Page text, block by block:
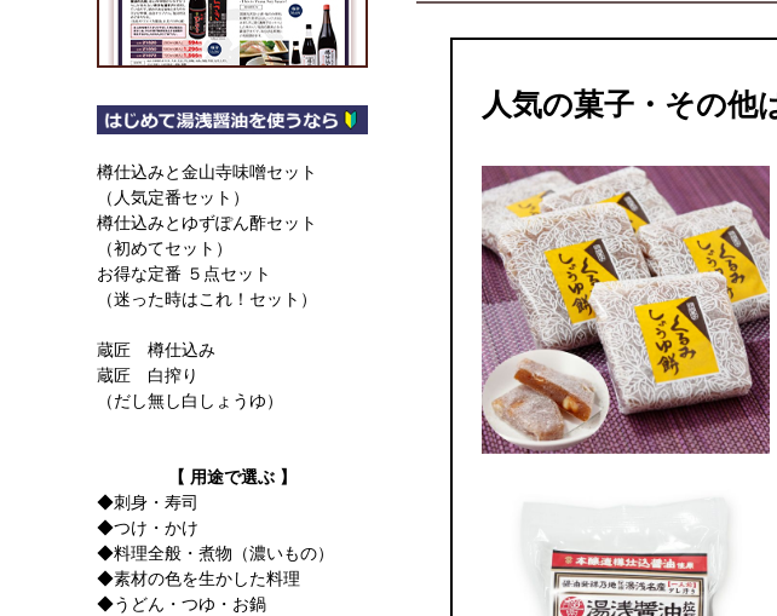
樽仕込みと金山寺味噌セット
（人気定番セット）
樽仕込みとゆずぽん酢セット
（初めてセット）
お得な定番 ５点セット
（迷った時はこれ！セット）
蔵匠 樽仕込み
蔵匠 白搾り
（だし無し白しょうゆ）
【 用途で選ぶ 】
◆刺身・寿司
◆つけ・かけ
◆料理全般・煮物（濃いもの）
◆素材の色を生かした料理
◆うどん・つゆ・お鍋
人気の菓子・その他